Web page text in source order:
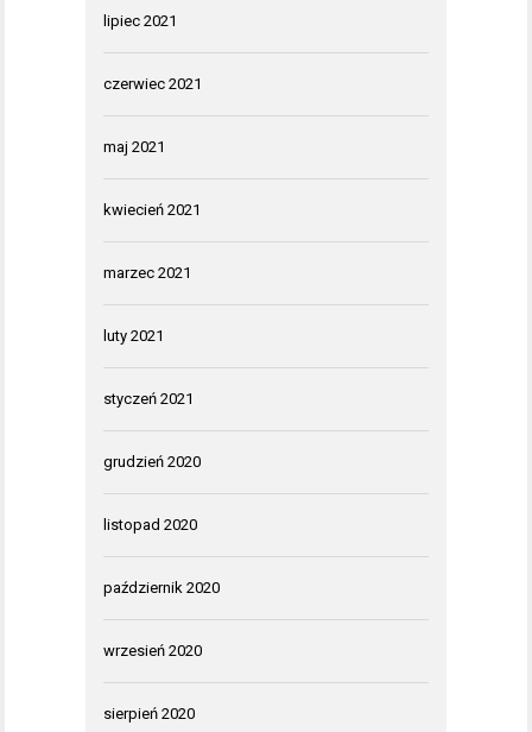
lipiec 2021
czerwiec 2021
maj 2021
kwiecień 2021
marzec 2021
luty 2021
styczeń 2021
grudzień 2020
listopad 2020
październik 2020
wrzesień 2020
sierpień 2020